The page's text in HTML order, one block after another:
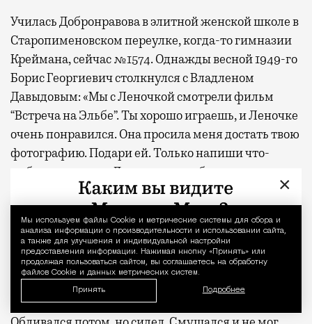
Уведомление
Мы используем файлы Сookie и метрические системы для сбора и
анализа информации о производительности и использовании сайта,
а также для улучшения и индивидуальной настройки
предоставления информации. Нажимая кнопку «Принять» или
продолжая пользоваться сайтом, вы соглашаетесь на обработку
файлов Cookie и данных метрических систем.
Принять Подробнее
Училась Добронравова в элитной женской школе в
Старопименовском переулке, когда-то гимназии
Креймана, сейчас №1574. Однажды весной 1949-го
Борис Георгиевич столкнулся с Владленом
Давыдовым: «Мы с Леночкой смотрели фильм
“Встреча на Эльбе”. Ты хорошо играешь, и Леночке
очень понравился. Она просила меня достать твою
фотографию. Подари ей. Только напиши что-
нибудь хорошее». Давыдов хотел было пожелать
успехов, но Борис Георгиевич предвосхитил:
«Только про учебу не надо, она у меня и так
отличница». И попросил Давыдова выступить в
школе дочери на утреннике по случаю окончания
учебного года. «Я хорошо помню этот день, —
вспоминал Владлен Семенович. — Было очень
жарко. Борис Георгиевич тоже сидел на сцене.
×